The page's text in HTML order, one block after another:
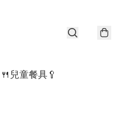
🍴兒童餐具🥄